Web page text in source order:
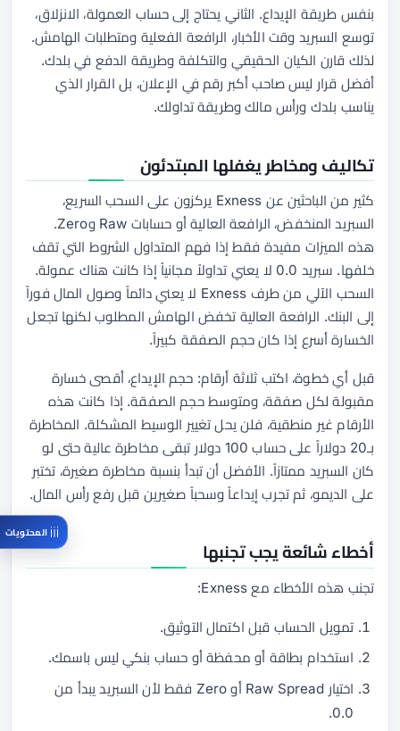
بنفس طريقة الإيداع. الثاني يحتاج إلى حساب العمولة، الانزلاق،
توسع السبريد وقت الأخبار، الرافعة الفعلية ومتطلبات الهامش.
لذلك قارن الكيان الحقيقي والتكلفة وطريقة الدفع في بلدك.
أفضل قرار ليس صاحب أكبر رقم في الإعلان، بل القرار الذي
يناسب بلدك ورأس مالك وطريقة تداولك.
تكاليف ومخاطر يغفلها المبتدئون
كثير من الباحثين عن Exness يركزون على السحب السريع،
السبريد المنخفض، الرافعة العالية أو حسابات Raw وZero.
هذه الميزات مفيدة فقط إذا فهم المتداول الشروط التي تقف
خلفها. سبريد 0.0 لا يعني تداولاً مجانياً إذا كانت هناك عمولة.
السحب الآلي من طرف Exness لا يعني دائماً وصول المال فوراً
إلى البنك. الرافعة العالية تخفض الهامش المطلوب لكنها تجعل
الخسارة أسرع إذا كان حجم الصفقة كبيراً.
قبل أي خطوة، اكتب ثلاثة أرقام: حجم الإيداع، أقصى خسارة
مقبولة لكل صفقة، ومتوسط حجم الصفقة. إذا كانت هذه
الأرقام غير منطقية، فلن يحل تغيير الوسيط المشكلة. المخاطرة
بـ20 دولاراً على حساب 100 دولار تبقى مخاطرة عالية حتى لو
كان السبريد ممتازاً. الأفضل أن تبدأ بنسبة مخاطرة صغيرة، تختبر
على الديمو، ثم تجرب إيداعاً وسحباً صغيرين قبل رفع رأس المال.
أخطاء شائعة يجب تجنبها
تجنب هذه الأخطاء مع Exness:
تمويل الحساب قبل اكتمال التوثيق.
استخدام بطاقة أو محفظة أو حساب بنكي ليس باسمك.
اختيار Raw Spread أو Zero فقط لأن السبريد يبدأ من
0.0.
المحتويات